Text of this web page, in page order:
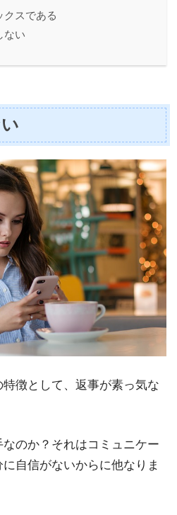
クスである
ない
徴として、返事が素っ気な
のか？それはコミュニケー
自信がないからに他なりま